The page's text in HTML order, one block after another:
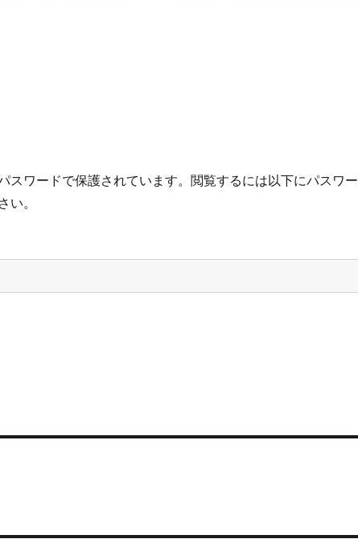
スワードで保護されています。閲覧するには以下にパスワー
い。